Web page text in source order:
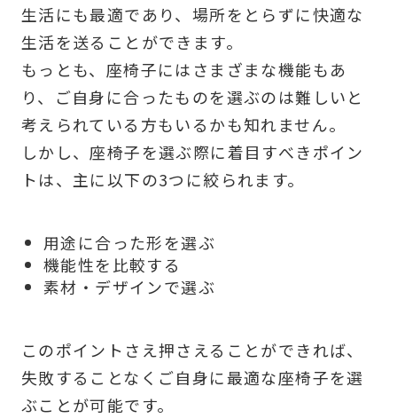
生活にも最適であり、場所をとらずに快適な
生活を送ることができます。
もっとも、座椅子にはさまざまな機能もあ
り、ご自身に合ったものを選ぶのは難しいと
考えられている方もいるかも知れません。
しかし、座椅子を選ぶ際に着目すべきポイン
トは、主に以下の3つに絞られます。
用途に合った形を選ぶ
機能性を比較する
素材・デザインで選ぶ
このポイントさえ押さえることができれば、
失敗することなくご自身に最適な座椅子を選
ぶことが可能です。